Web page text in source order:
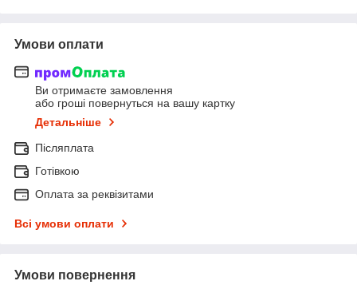
Умови оплати
Ви отримаєте замовлення
або гроші повернуться на вашу картку
Детальніше
Післяплата
Готівкою
Оплата за реквізитами
Всі умови оплати
Умови повернення